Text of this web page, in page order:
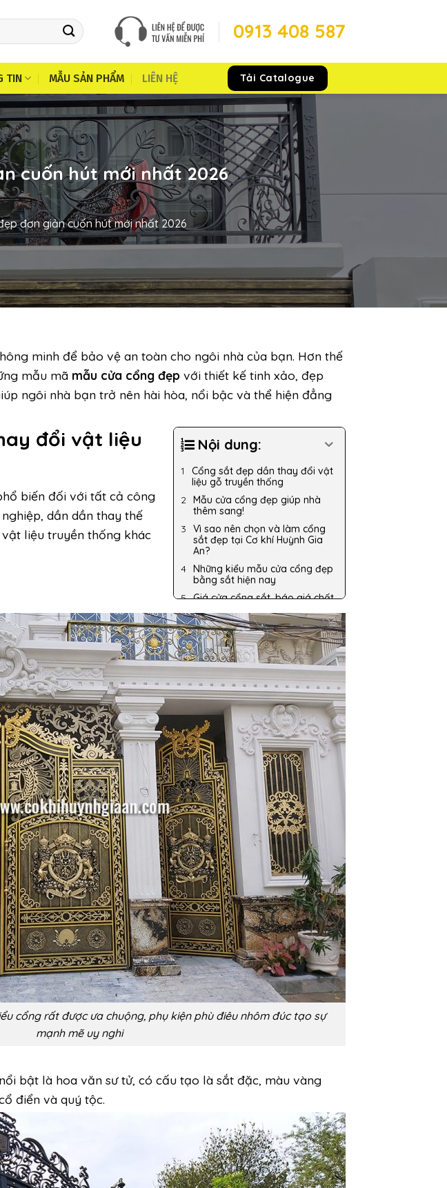
0913 408 587
TIN MẪU SẢN PHẨM LIÊN HỆ Tải Catalogue
cuốn hút mới nhất 2026
đơn giản cuốn hút mới nhất 2026
minh để bảo vệ an toàn cho ngôi nhà của bạn. Hơn thế
mẫu mã mẫu cửa cổng đẹp với thiết kế tinh xảo, đẹp
ngôi nhà bạn trở nên hài hòa, nổi bậc và thể hiện đẳng
Nội dung:
Cổng sắt đẹp dần thay đổi vật
liệu gỗ truyền thống
Mẫu cửa cổng đẹp giúp nhà
thêm sang!
Vì sao nên chọn và làm cổng
sắt đẹp tại Cơ khí Huỳnh Gia
An?
Những kiểu mẫu cửa cổng đẹp
bằng sắt hiện nay
Giá cửa cổng sắt, báo giá chất
Mẫu Cổng Sắt Pano Đẹp Giá Rẻ
thi công tại TPHCM
Thông tin sản phẩm
Liên hệ để để làm những Mẫu
cửa cổng sắt đẹp mới nhất
đổi vật liệu
biến đối với tất cả công
dần dần thay thế
liệu truyền thống khác
cổng rất được ưa chuộng, phụ kiện phù điêu nhôm đúc tạo sự
mạnh mẽ uy nghi
bật là hoa văn sư tử, có cấu tạo là sắt đặc, màu vàng
điển và quý tộc.